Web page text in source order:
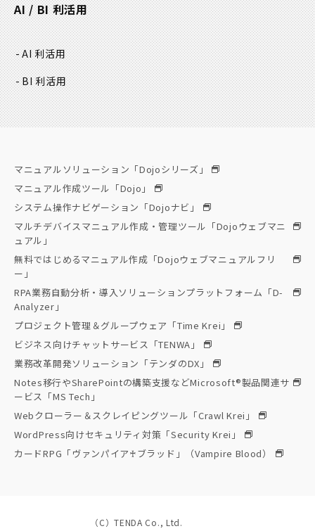
AI / BI 利活用
AI 利活用
BI 利活用
マニュアルソリューション「Dojoシリーズ」
マニュアル作成ツール「Dojo」
システム操作ナビゲーション「Dojoナビ」
マルチデバイスマニュアル作成・管理ツール「Dojoウェブマニ
ュアル」
無料ではじめるマニュアル作成「Dojoウェブマニュアルフリ
ー」
RPA業務自動分析・導入ソリューションプラットフォーム「D-
Analyzer」
プロジェクト管理＆グループウェア「Time Krei」
ビジネス向けチャットサービス「TENWA」
業務改革開発ソリューション「テンダのDX」
Notes移行やSharePointの構築支援などMicrosoft®製品関連サ
ービス「MS Tech」
Webクローラー＆スクレイピングツール「Crawl Krei」
WordPress向けセキュリティ対策「Security Krei」
カードRPG「ヴァンパイア♰ブラッド」（Vampire Blood）
（C）TENDA Co., Ltd.